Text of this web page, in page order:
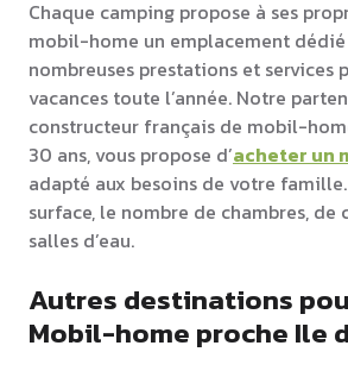
Chaque camping propose à ses
mobil-home un emplacement
nombreuses prestations et services
vacances toute l’année. Notre
constructeur français de mobil-
30 ans, vous propose d’acheter un
adapté aux besoins de votre
surface, le nombre de chambres, de
salles d’eau.
Autres destinations
Mobil-home proche Ile